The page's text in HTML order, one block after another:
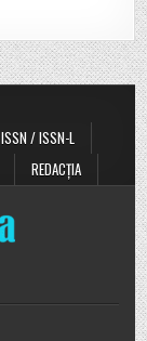
ISSN / ISSN-L
REDACȚIA